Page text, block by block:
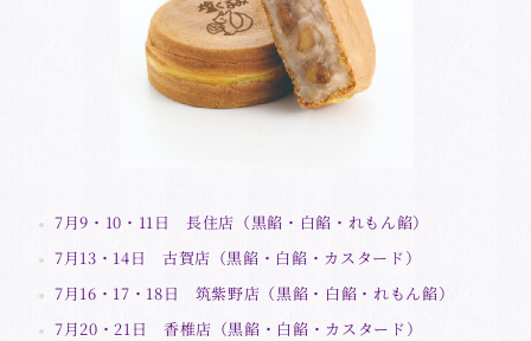
7月9・10・11日 長住店（黒餡・白餡・れもん餡）
7月13・14日 古賀店（黒餡・白餡・カスタード）
7月16・17・18日 筑紫野店（黒餡・白餡・れもん餡）
7月20・21日 香椎店（黒餡・白餡・カスタード）